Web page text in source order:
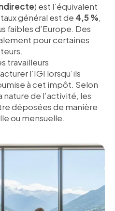
) est l’équivalent
général est de 4,5 %,
faibles d’Europe. Des
pour certaines
travailleurs
l’IGI lorsqu’ils
à cet impôt. Selon
nature de l’activité, les
déposées de manière
ou mensuelle.